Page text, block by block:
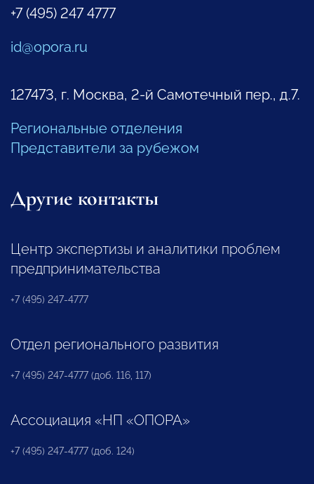
+7 (495) 247 4777
id@opora.ru
127473, г. Москва, 2-й Самотечный пер., д.7.
Региональные отделения
Представители за рубежом
Другие контакты
Центр экспертизы и аналитики проблем
предпринимательства
+7 (495) 247-4777
Отдел регионального развития
+7 (495) 247-4777 (доб. 116, 117)
Ассоциация «НП «ОПОРА»
+7 (495) 247-4777 (доб. 124)